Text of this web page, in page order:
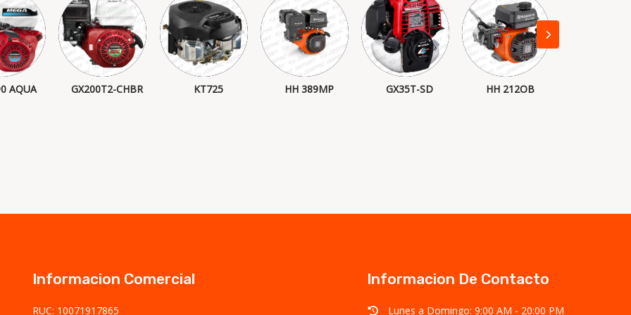
AQUA GX200T2-CHBR KT725 HH 389MP GX35T-SD HH 212OB
Informacion Comercial
RUC: 10071917865
Informacion De Contacto
Lunes a Domingo: 9:00 AM - 20:00 PM